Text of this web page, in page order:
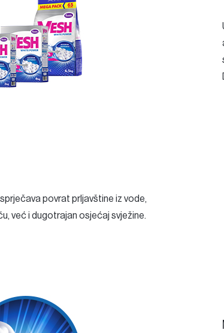
povrat prljavštine iz vode,
već i dugotrajan osjećaj svježine.